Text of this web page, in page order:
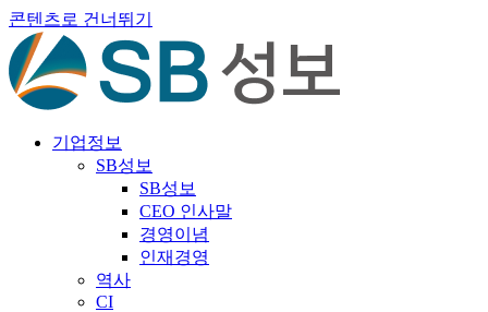
콘텐츠로 건너뛰기
기업정보
SB성보
SB성보
CEO 인사말
경영이념
인재경영
역사
CI